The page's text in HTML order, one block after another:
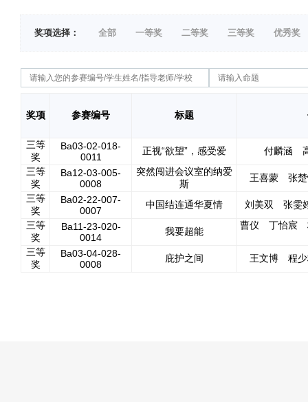
奖项选择： 全部 一等奖 二等奖 三等奖 优秀奖
奖项 参赛编号 标题
三等
奖
Ba03-02-018-
0011
正视“欲望”，感受爱
付麟涵
三等
奖
Ba12-03-005-
0008
突然闯进会议室的纳爱
斯
王喜蒙 张
三等
奖
Ba02-22-007-
0007
中国结连通华夏情
刘美双 张雯
三等
奖
Ba11-23-020-
0014
我要超能
曹仪 丁怡宸
三等
奖
Ba03-04-028-
0008
庇护之间 王文博 程